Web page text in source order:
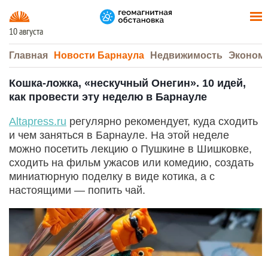
10 августа
Главная Новости Барнаула Недвижимость
Кошка-ложка, «нескучный Онегин». 10 идей,
как провести эту неделю в Барнауле
Altapress.ru регулярно рекомендует, куда сходить
и чем заняться в Барнауле. На этой неделе
можно посетить лекцию о Пушкине в Шишковке,
сходить на фильм ужасов или комедию, создать
миниатюрную поделку в виде котика, а с
настоящими — попить чай.